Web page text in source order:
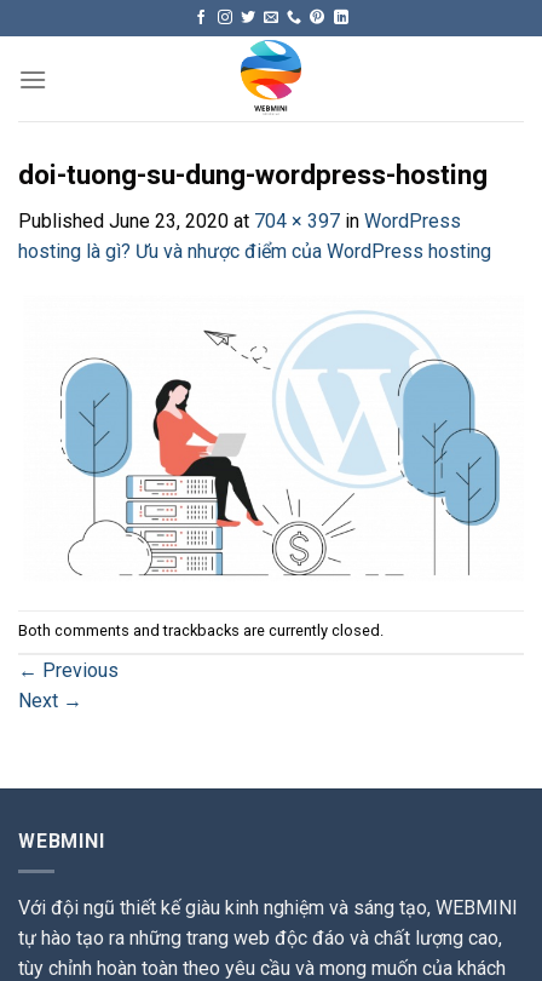
content
doi-tuong-su-dung-wordpress-hosting
Published June 23, 2020 at 704 × 397 in WordPress
hosting là gì? Ưu và nhược điểm của WordPress hosting
Both comments and trackbacks are currently closed.
← Previous
Next →
WEBMINI
Với đội ngũ thiết kế giàu kinh nghiệm và sáng tạo, WEBMINI
tự hào tạo ra những trang web độc đáo và chất lượng cao,
tùy chỉnh hoàn toàn theo yêu cầu và mong muốn của khách